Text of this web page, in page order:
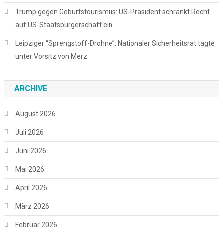
Trump gegen Geburtstourismus: US-Präsident schränkt Recht
auf US-Staatsbürgerschaft ein
Leipziger “Sprengstoff-Drohne”: Nationaler Sicherheitsrat tagte
unter Vorsitz von Merz
ARCHIVE
August 2026
Juli 2026
Juni 2026
Mai 2026
April 2026
März 2026
Februar 2026